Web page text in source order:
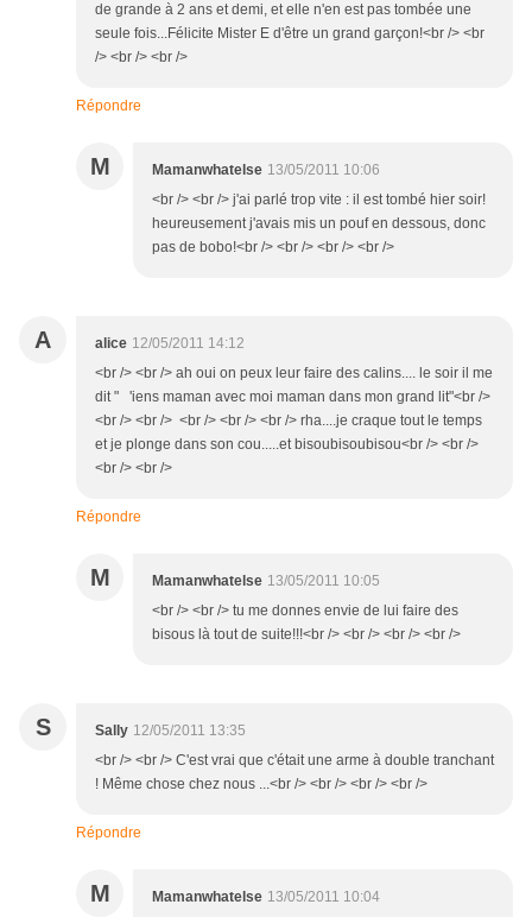
de grande à 2 ans et demi, et elle n'en est pas tombée une
seule fois...Félicite Mister E d'être un grand garçon!<br /> <br
/> <br /> <br />
Répondre
M Mamanwhatelse 13/05/2011 10:06
<br /> <br /> j'ai parlé trop vite : il est tombé hier soir!
heureusement j'avais mis un pouf en dessous, donc
pas de bobo!<br /> <br /> <br /> <br />
A alice 12/05/2011 14:12
<br /> <br /> ah oui on peux leur faire des calins.... le soir il me
dit " 'iens maman avec moi maman dans mon grand lit"<br />
<br /> <br /> <br /> <br /> <br /> rha....je craque tout le temps
et je plonge dans son cou.....et bisoubisoubisou<br /> <br />
<br /> <br />
Répondre
M Mamanwhatelse 13/05/2011 10:05
<br /> <br /> tu me donnes envie de lui faire des
bisous là tout de suite!!!<br /> <br /> <br /> <br />
S Sally 12/05/2011 13:35
<br /> <br /> C'est vrai que c'était une arme à double tranchant
! Même chose chez nous ...<br /> <br /> <br /> <br />
Répondre
M Mamanwhatelse 13/05/2011 10:04